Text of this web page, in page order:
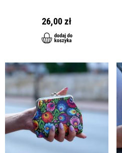
26,00 zł